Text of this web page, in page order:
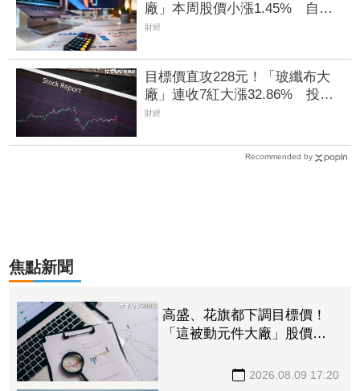
廠」本周股價小漲1.45% 自營
商出手掃入2191張、斥資5349萬
財經
目標價直攻228元！「玻纖布大
廠」連收7紅大漲32.86% 投信
單周撒16.7億元、掃入近萬張
財經
Recommended by
焦點新聞
高盛、花旗都下調目標價！
「這被動元件大廠」股價腰
安：兩家外資都沒看衰它
2026.08.09 17:20